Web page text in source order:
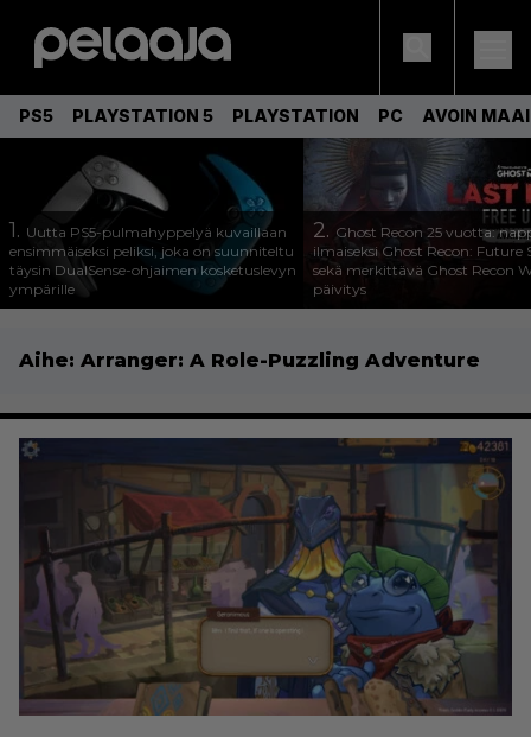
PS5 PLAYSTATION 5 PLAYSTATION PC AVOIN
1. Uutta PS5-pulmahyppelyä kuvaillaan
ensimmäiseksi peliksi, joka on suunniteltu
täysin DualSense-ohjaimen kosketuslevyn
ympärille
2. Ghost Recon 25 vuotta:
ilmaiseksi Ghost Recon: Future
sekä merkittävä Ghost Recon
päivitys
Aihe: Arranger: A Role-Puzzling Adventure